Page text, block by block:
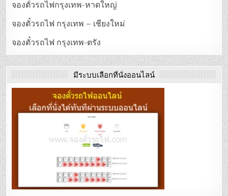
จองตั๋วรถไฟกรุงเทพ-หาดใหญ่
จองตั๋วรถไฟ กรุงเทพ – เชียงใหม่
จองตั๋วรถไฟ กรุงเทพ-ตรัง
มีระบบเลือกที่นั่งออนไลน์